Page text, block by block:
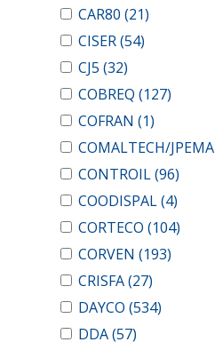
CAR80 (21)
CISER(54)
CJ5 (32)
COBREQ (127)
COFRAN (1)
COMALTECH/JPEMA
CONTROIL(96)
COODISPAL(4)
CORTECO (104)
CORVEN (193)
CRISFA(27)
DAYCO (534)
DDA(57)